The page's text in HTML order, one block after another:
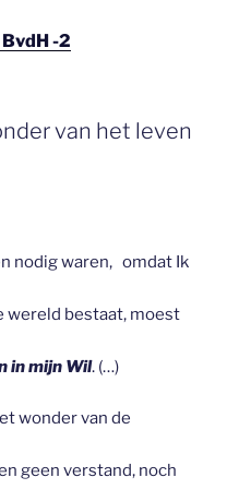
-2
van het leven
nodig waren, omdat Ik
wereld bestaat, moest
in mijn Wil. (…)
wonder van de
geen verstand, noch